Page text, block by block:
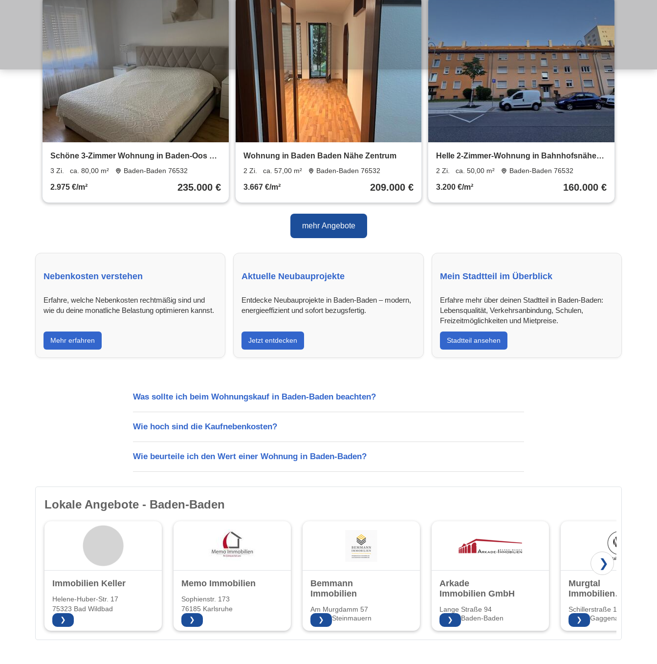
Schöne 3-Zimmer Wohnung in Baden-Oos zu
verkaufen, ohne Makler!
3 Zi. ca. 80,00 m² Baden-Baden 76532
2.975 €/m² 235.000 €
Wohnung in Baden Baden Nähe Zentrum
2 Zi. ca. 57,00 m² Baden-Baden 76532
3.667 €/m² 209.000 €
Helle 2-Zimmer-Wohnung in Bahnhofsnähe
Baden-BadenOos – ideal fü
2 Zi. ca. 50,00 m² Baden-Baden 76532
3.200 €/m² 160.000 €
mehr Angebote
Nebenkosten verstehen
Erfahre, welche Nebenkosten rechtmäßig sind und
wie du deine monatliche Belastung optimieren kannst.
Mehr erfahren
Aktuelle Neubauprojekte
Entdecke Neubauprojekte in Baden-Baden – modern,
energieeffizient und sofort bezugsfertig.
Jetzt entdecken
Mein Stadtteil im Überblick
Erfahre mehr über deinen Stadtteil in Baden-Baden:
Lebensqualität, Verkehrsanbindung, Schulen,
Freizeitmöglichkeiten und Mietpreise.
Stadtteil ansehen
Was sollte ich beim Wohnungskauf in Baden-Baden beachten?
Wie hoch sind die Kaufnebenkosten?
Wie beurteile ich den Wert einer Wohnung in Baden-Baden?
Lokale Angebote - Baden-Baden
Immobilien Keller
Helene-Huber-Str. 17
75323 Bad Wildbad
❯
Memo Immobilien
Sophienstr. 173
76185 Karlsruhe
❯
Bemmann
Immobilien
Am Murgdamm 57
76479 Steinmauern
❯
Arkade
Immobilien GmbH
Lange Straße 94
76530 Baden-Baden
❯
Murgtal
Immobilien
Schillerstraße 1
76571 Gaggenau
❯
❯